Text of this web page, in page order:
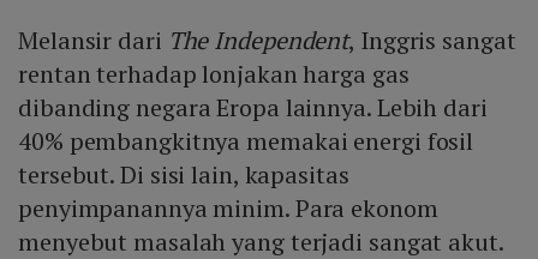
Melansir dari The Independent, Inggris sangat
rentan terhadap lonjakan harga gas
dibanding negara Eropa lainnya. Lebih dari
40% pembangkitnya memakai energi fosil
tersebut. Di sisi lain, kapasitas
penyimpanannya minim. Para ekonom
menyebut masalah yang terjadi sangat akut.